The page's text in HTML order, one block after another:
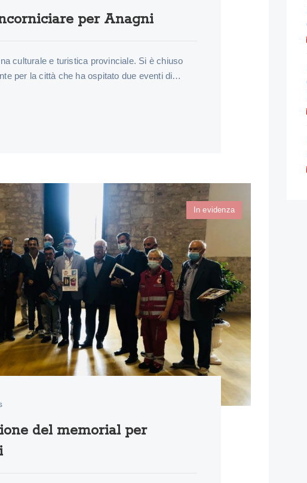
per Anagni
culturale e turistica provinciale. Si è chiuso
per la città che ha ospitato due eventi di…
In evidenza
del memorial per